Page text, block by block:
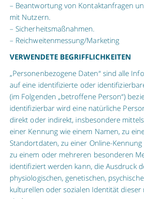
– Beantwortung von Kontaktanfragen
mit Nutzern.
– Sicherheitsmaßnahmen.
– Reichweitenmessung/Marketing
VERWENDETE BEGRIFFLICHKEITEN
„Personenbezogene Daten“ sind alle
auf eine identifizierte oder
(im Folgenden „betroffene Person“)
identifizierbar wird eine natürliche
direkt oder indirekt, insbesondere
einer Kennung wie einem Namen, zu
Standortdaten, zu einer Online-Kennung
zu einem oder mehreren besonderen
identifiziert werden kann, die Ausdruck
physiologischen, genetischen,
kulturellen oder sozialen Identität dieser